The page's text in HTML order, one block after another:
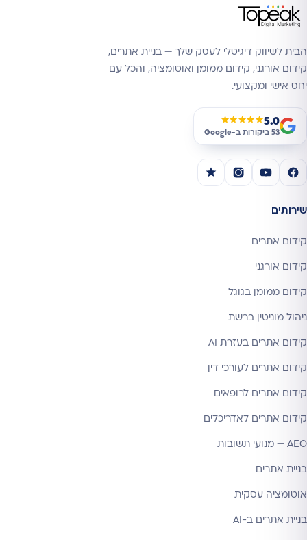
הבית לשיווק דיגיטלי לעסק שלך — בניית אתרים,
קידום אורגני, קידום ממומן ואוטומציה, והכל עם
יחס אישי ומקצועי.
5.0
★★★★★
53 ביקורות ב- Google
שירותים
קידום אתרים
קידום אורגני
קידום ממומן בגוגל
ניהול מוניטין ברשת
קידום אתרים בעזרת AI
קידום אתרים לעורכי דין
קידום אתרים לרופאים
קידום אתרים לאדריכלים
AEO — מנועי תשובות
בניית אתרים
אוטומציה עסקית
בניית אתרים ב-AI